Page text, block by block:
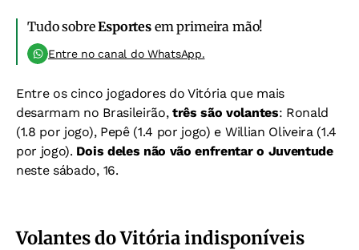
Tudo sobreEsportesem primeira mão!
Entre no canal do WhatsApp.
Entre os cinco jogadores do Vitória que mais
desarmam no Brasileirão, três são volantes: Ronald
(1.8 por jogo), Pepê (1.4 por jogo) e Willian Oliveira (1.4
por jogo). Dois deles não vão enfrentar o Juventude
neste sábado, 16.
Volantes do Vitória indisponíveis